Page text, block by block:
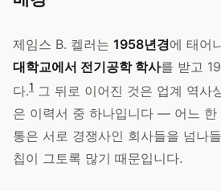
제임스 B. 켈러는 1958년경에 태어
대학교에서 전기공학 학사를 받고
다.1 그 뒤로 이어진 것은 업계 역사
은 이력서 중 하나입니다 — 어느 한
통은 서로 경쟁사인 회사들을 넘나
칩이 그토록 많기 때문입니다.